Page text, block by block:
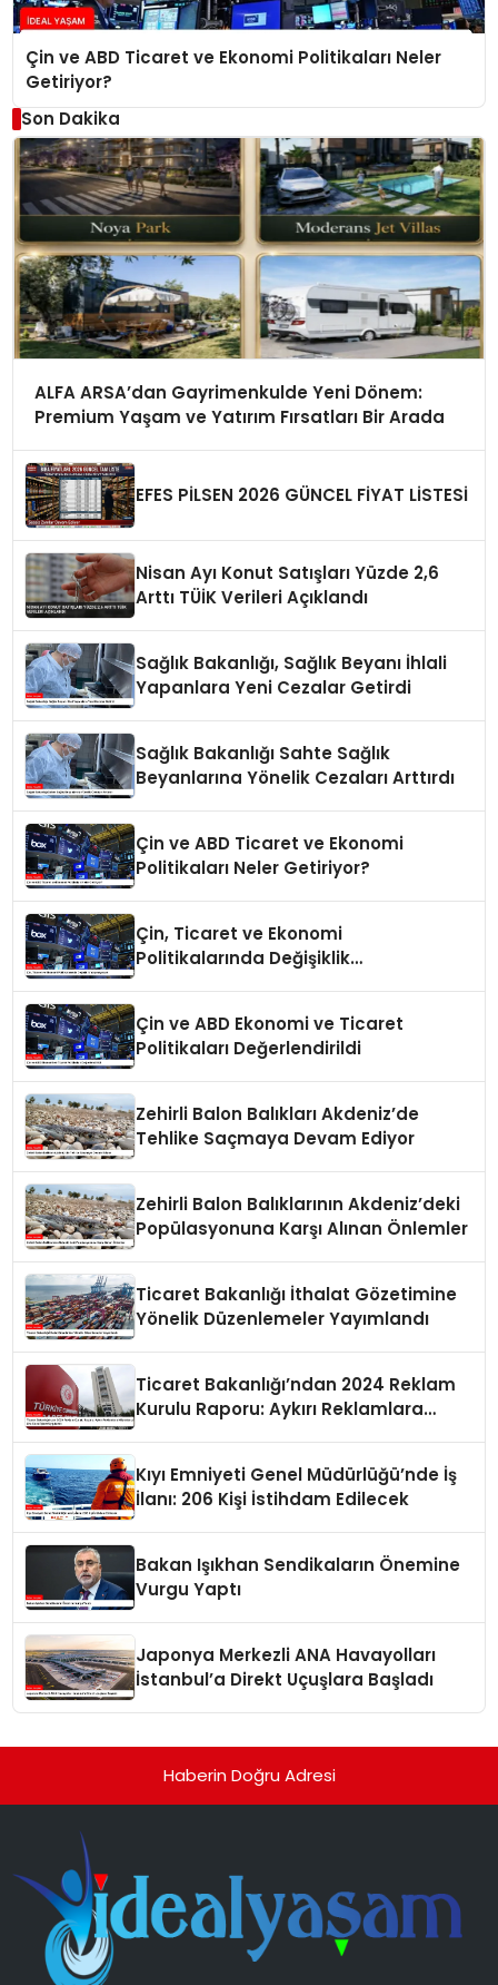
Çin ve ABD Ticaret ve Ekonomi Politikaları Neler
Getiriyor?
Son Dakika
ALFA ARSA’dan Gayrimenkulde Yeni Dönem:
Premium Yaşam ve Yatırım Fırsatları Bir Arada
EFES PİLSEN 2026 GÜNCEL FİYAT LİSTESİ
Nisan Ayı Konut Satışları Yüzde 2,6
Arttı TÜİK Verileri Açıklandı
Sağlık Bakanlığı, Sağlık Beyanı İhlali
Yapanlara Yeni Cezalar Getirdi
Sağlık Bakanlığı Sahte Sağlık
Beyanlarına Yönelik Cezaları Arttırdı
Çin ve ABD Ticaret ve Ekonomi
Politikaları Neler Getiriyor?
Çin, Ticaret ve Ekonomi
Politikalarında Değişiklik
Çin ve ABD Ekonomi ve Ticaret
Politikaları Değerlendirildi
Zehirli Balon Balıkları Akdeniz’de
Tehlike Saçmaya Devam Ediyor
Zehirli Balon Balıklarının Akdeniz’deki
Popülasyonuna Karşı Alınan Önlemler
Ticaret Bakanlığı İthalat Gözetimine
Yönelik Düzenlemeler Yayımlandı
Ticaret Bakanlığı’ndan 2024 Reklam
Kurulu Raporu: Aykırı Reklamlara
Kıyı Emniyeti Genel Müdürlüğü’nde İş
İlanı: 206 Kişi İstihdam Edilecek
Bakan Işıkhan Sendikaların Önemine
Vurgu Yaptı
Japonya Merkezli ANA Havayolları
İstanbul’a Direkt Uçuşlara Başladı
Haberin Doğru Adresi